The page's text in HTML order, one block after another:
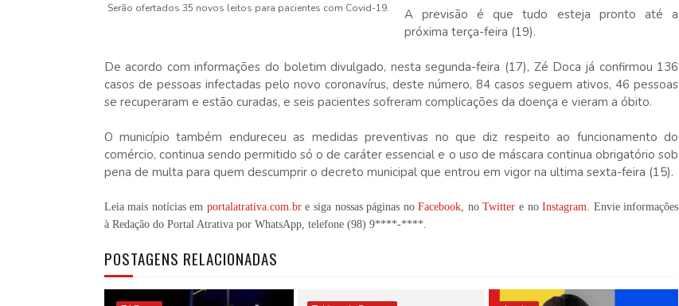
Serão ofertados 35 novos leitos para pacientes com Covid-19.
A previsão é que tudo esteja pronto até a
próxima terça-feira (19).
De acordo com informações do boletim divulgado, nesta segunda-feira (17), Zé Doca já confirmou 136
casos de pessoas infectadas pelo novo coronavírus, deste número, 84 casos seguem ativos, 46 pessoas
se recuperaram e estão curadas, e seis pacientes sofreram complicações da doença e vieram a óbito.
O município também endureceu as medidas preventivas no que diz respeito ao funcionamento do
comércio, continua sendo permitido só o de caráter essencial e o uso de máscara continua obrigatório sob
pena de multa para quem descumprir o decreto municipal que entrou em vigor na ultima sexta-feira (15).
Leia mais notícias em portalatrativa.com.bre siga nossas páginas noFacebook , noTwitter e noInstagram . Envie informações
à Redação do Portal Atrativa por WhatsApp, telefone (98) 9****-****
POSTAGENS RELACIONADAS